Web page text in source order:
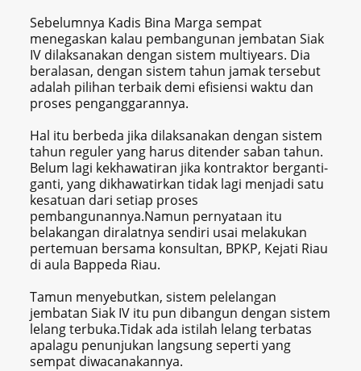
Sebelumnya Kadis Bina Marga sempat
menegaskan kalau pembangunan jembatan Siak
IV dilaksanakan dengan sistem multiyears. Dia
beralasan, dengan sistem tahun jamak tersebut
adalah pilihan terbaik demi efisiensi waktu dan
proses penganggarannya.
Hal itu berbeda jika dilaksanakan dengan sistem
tahun reguler yang harus ditender saban tahun.
Belum lagi kekhawatiran jika kontraktor berganti-
ganti, yang dikhawatirkan tidak lagi menjadi satu
kesatuan dari setiap proses
pembangunannya.Namun pernyataan itu
belakangan diralatnya sendiri usai melakukan
pertemuan bersama konsultan, BPKP, Kejati Riau
di aula Bappeda Riau.
Tamun menyebutkan, sistem pelelangan
jembatan Siak IV itu pun dibangun dengan sistem
lelang terbuka.Tidak ada istilah lelang terbatas
apalagu penunjukan langsung seperti yang
sempat diwacanakannya.